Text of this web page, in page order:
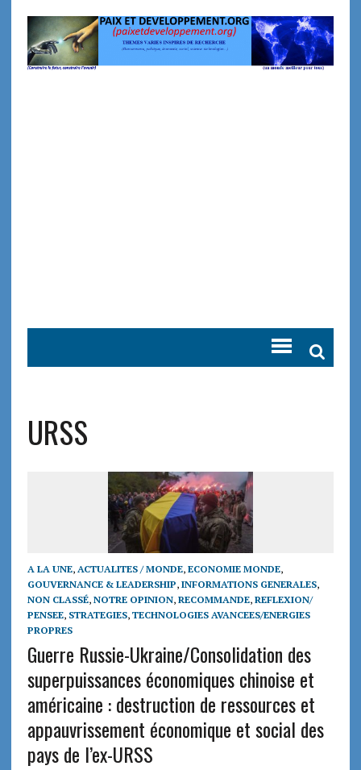
URSS
A LA UNE, ACTUALITES / MONDE, ECONOMIE MONDE,
GOUVERNANCE & LEADERSHIP, INFORMATIONS GENERALES,
NON CLASSÉ, NOTRE OPINION, RECOMMANDE, REFLEXION/
PENSEE, STRATEGIES, TECHNOLOGIES AVANCEES/ENERGIES
PROPRES
Guerre Russie-Ukraine/Consolidation des
superpuissances économiques chinoise et
américaine : destruction de ressources et
appauvrissement économique et social des
pays de l’ex-URSS